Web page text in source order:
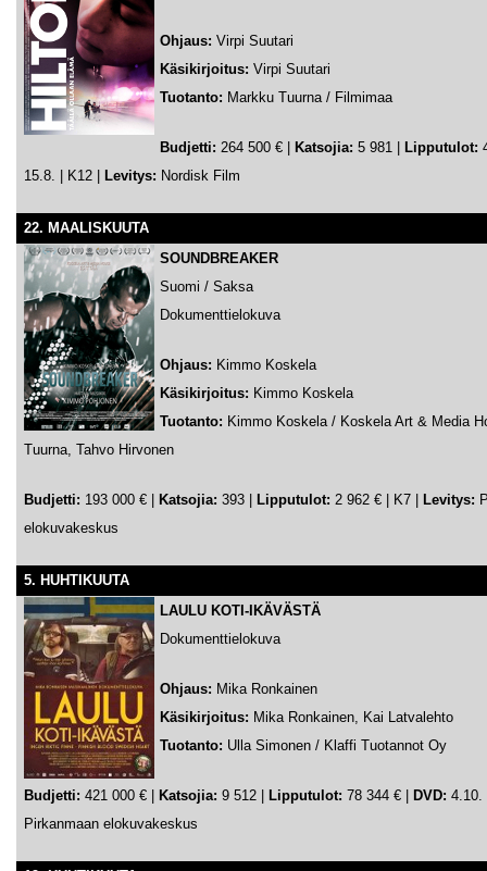
Ohjaus: Virpi Suutari
Käsikirjoitus: Virpi Suutari
Tuotanto: Markku Tuurna / Filmimaa
Budjetti: 264 500 € | Katsojia: 5 981 | Lipputulot:
15.8. | K12 |
Levitys: Nordisk Film
22. MAALISKUUTA
SOUNDBREAKER
Suomi / Saksa
Dokumenttielokuva
Ohjaus: Kimmo Koskela
Käsikirjoitus: Kimmo Koskela
Tuotanto: Kimmo Koskela / Koskela Art & Media
Tuurna, Tahvo Hirvonen
Budjetti: 193 000 € | Katsojia: 393 | Lipputulot: 2 962 € | K7 | Levitys:
elokuvakeskus
5. HUHTIKUUTA
LAULU KOTI-IKÄVÄSTÄ
Dokumenttielokuva
Ohjaus: Mika Ronkainen
Käsikirjoitus: Mika Ronkainen, Kai Latvalehto
Tuotanto: Ulla Simonen / Klaffi Tuotannot Oy
Budjetti: 421 000 € | Katsojia: 9 512 | Lipputulot: 78 344 € | DVD:
Pirkanmaan elokuvakeskus